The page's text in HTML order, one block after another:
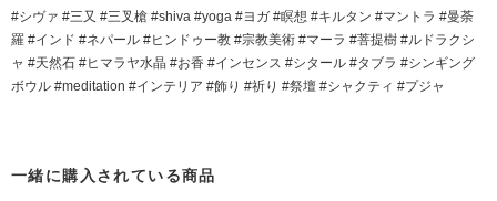
#シヴァ #三又 #三叉槍 #shiva #yoga #ヨガ #瞑想 #キルタン #マントラ #曼荼
羅 #インド #ネパール #ヒンドゥー教 #宗教美術 #マーラ #菩提樹 #ルドラクシ
ャ #天然石 #ヒマラヤ水晶 #お香 #インセンス #シタール #タブラ #シンギング
ボウル #meditation #インテリア #飾り #祈り #祭壇 #シャクティ #プジャ
一緒に購入されている商品